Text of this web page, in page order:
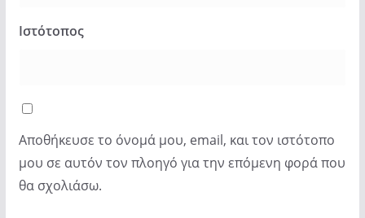
Ιστότοπος
Αποθήκευσε το όνομά μου, email, και τον ιστότοπο
μου σε αυτόν τον πλοηγό για την επόμενη φορά που
θα σχολιάσω.